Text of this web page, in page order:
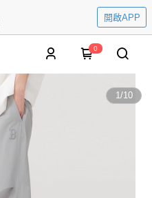
開啟APP
0
1/10